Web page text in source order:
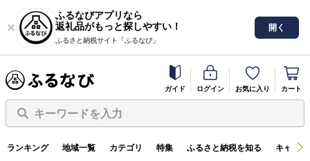
ふるなびアプリなら
返礼品がもっと探しやすい！
ふるさと納税サイト「ふるなび」
開く
ガイド ログイン お気に入り カート
キーワードを入力
ランキング 地域一覧 カテゴリ 特集 ふるさと納税を知る キャン